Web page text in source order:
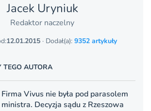
Jacek Uryniuk
Redaktor naczelny
12.01.2015· Dodał(a): 9352 artykuły
TEGO AUTORA
Firma Vivus nie była pod parasolem
ministra. Decyzja sądu z Rzeszowa